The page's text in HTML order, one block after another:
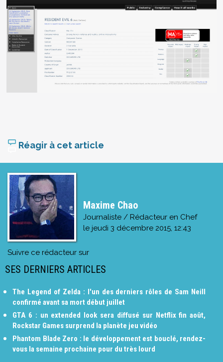
Réagir à cet article
Maxime Chao
Journaliste / Rédacteur en Chef
le jeudi 3 décembre 2015, 12:43
Suivre ce rédacteur sur
SES DERNIERS ARTICLES
The Legend of Zelda : l'un des derniers rôles de Sam Neill
confirmé avant sa mort début juillet
GTA 6 : un extended look sera diffusé sur Netflix fin août,
Rockstar Games surprend la planète jeu vidéo
Phantom Blade Zero : le développement est bouclé, rendez-
vous la semaine prochaine pour du très lourd